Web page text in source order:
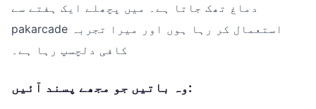
دماغ تھک جاتا ہے۔ میں پچھلے ایک ہفتے سے
pakarcade استعمال کر رہا ہوں اور میرا تجربہ
کافی دلچسپ رہا ہے۔
وہ باتیں جو مجھے پسند آئیں: